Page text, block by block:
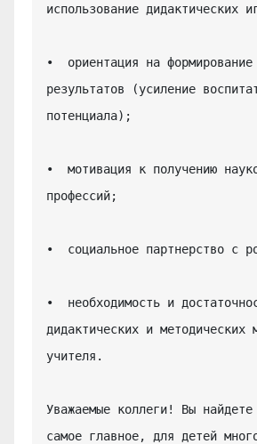
использование дидактических
•  ориентация на формирование
результатов (усиление
потенциала);
•  мотивация к получению
профессий;
•  социальное партнерство с
•  необходимость и
дидактических и методических
учителя.
Уважаемые коллеги! Вы
самое главное, для детей